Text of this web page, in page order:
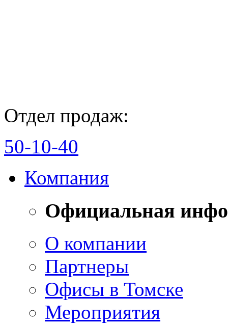
Отдел продаж:
50-10-40
Компания
Официальная
О компании
Партнеры
Офисы в Томске
Мероприятия